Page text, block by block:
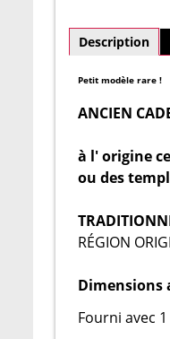
Description
Petit modèle rare !
ANCIEN
à l' origine
ou des
RÉGION
Dimensions
Fourni avec